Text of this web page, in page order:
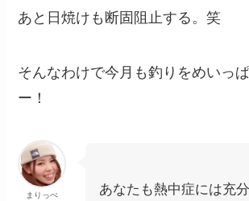
あと日焼けも断固阻止する。笑
そんなわけで今月も釣りをめいっ
ー！
まりっぺ
あなたも熱中症には充